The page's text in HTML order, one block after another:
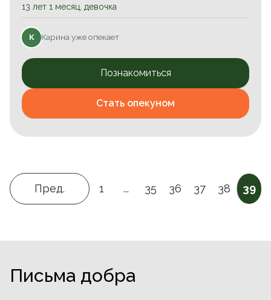
13 лет 1 месяц, девочка
К Карина уже опекает
Познакомиться
Стать опекуном
Пред. 1 ... 35 36 37 38 39
Письма добра